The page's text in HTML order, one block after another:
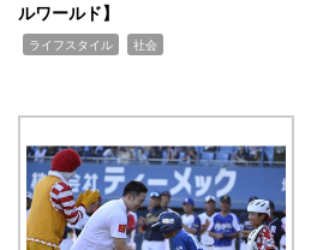
ルワールド】
ライフスタイル 社会